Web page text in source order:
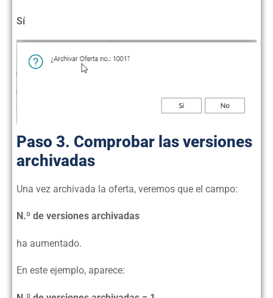
Sí
Paso 3. Comprobar las versiones
archivadas
Una vez archivada la oferta, veremos que el campo:
N.º de versiones archivadas
ha aumentado.
En este ejemplo, aparece: